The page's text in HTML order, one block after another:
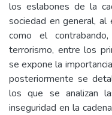
los eslabones de la
sociedad en general,
como el
terrorismo, entre los
se expone la
posteriormente se
los que se analizan
inseguridad en la